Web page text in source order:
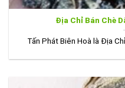
Địa Chỉ Bán Chè
Tấn Phát Biên Hoà là Địa